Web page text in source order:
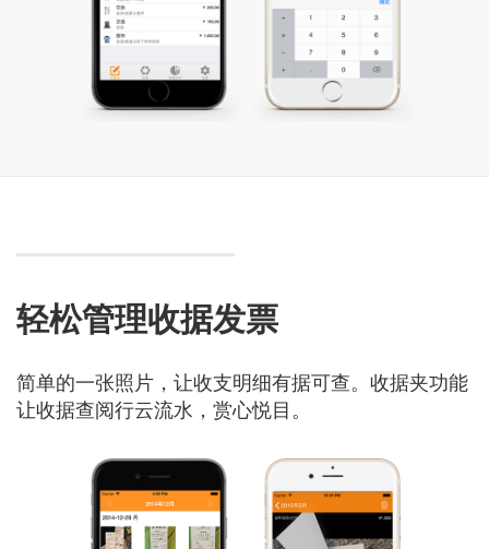
轻松管理收据发票
简单的一张照片，让收支明细有据可查。收据夹功能
让收据查阅行云流水，赏心悦目。